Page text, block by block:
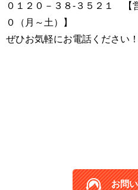
０１２０－３８-３５２１ 【
０（月～土）】
ぜひお気軽にお電話ください！
お問